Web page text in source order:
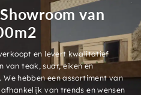
van
en levert kwalitatief
van teak, suar, eiken en
hebben een assortiment van
van trends en wensen